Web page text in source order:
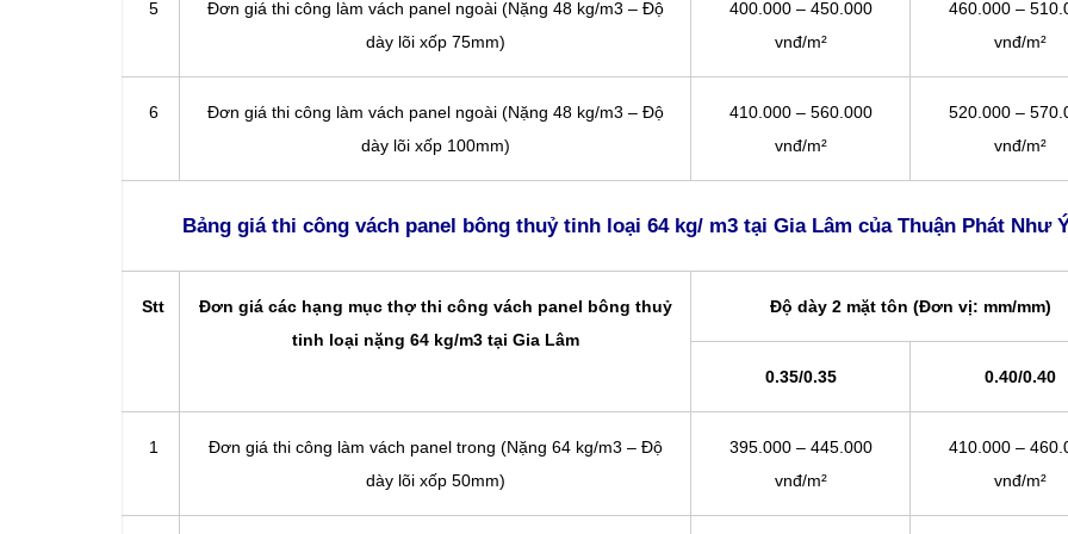
5
Đơn giá thi công làm vách panel ngoài (Nặng 48 kg/m3 – Độ
dày lõi xốp 75mm)
400.000 – 450.000
vnđ/m²
460.000 –
vnđ/m²
6
Đơn giá thi công làm vách panel ngoài (Nặng 48 kg/m3 – Độ
dày lõi xốp 100mm)
410.000 – 560.000
vnđ/m²
520.000 –
vnđ/m²
Bảng giá thi công vách panel bông thuỷ tinh loại 64 kg/ m3 tại Gia Lâm của Thuận Phát Như
Stt
Đơn giá các hạng mục thợ thi công vách panel bông thuỷ
tinh loại nặng 64 kg/m3 tại Gia Lâm
Độ dày 2 mặt tôn (Đơn vị: mm/mm)
0.35/0.35 0.40/0.40
1
Đơn giá thi công làm vách panel trong (Nặng 64 kg/m3 – Độ
dày lõi xốp 50mm)
395.000 – 445.000
vnđ/m²
410.000 –
vnđ/m²